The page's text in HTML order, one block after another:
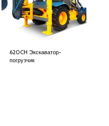
620CH Экскаватор-
погрузчик